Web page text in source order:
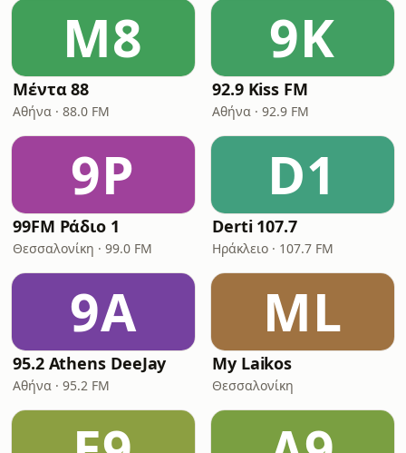
Μ8
Μέντα 88
Αθήνα · 88.0 FM
9K
92.9 Kiss FM
Αθήνα · 92.9 FM
9Ρ
99FM Ράδιο 1
Θεσσαλονίκη · 99.0 FM
D1
Derti 107.7
Ηράκλειο · 107.7 FM
9A
95.2 Athens DeeJay
Αθήνα · 95.2 FM
ML
My Laikos
Θεσσαλονίκη